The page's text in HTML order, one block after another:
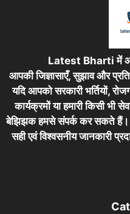
Latest Bharti में
आपकी जिज्ञासाएँ, सुझाव और
यदि आपको सरकारी भर्तियों,
कार्यक्रमों या हमारी किसी भी
बेझिझक हमसे संपर्क कर सकते हैं।
सही एवं विश्वसनीय जानकारी